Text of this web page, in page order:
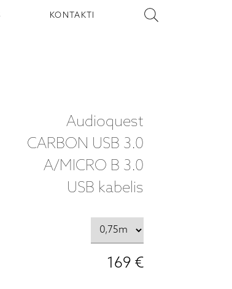
KONTAKTI
Audioquest
CARBON USB 3.0
A/MICRO B 3.0
USB kabelis
169 €